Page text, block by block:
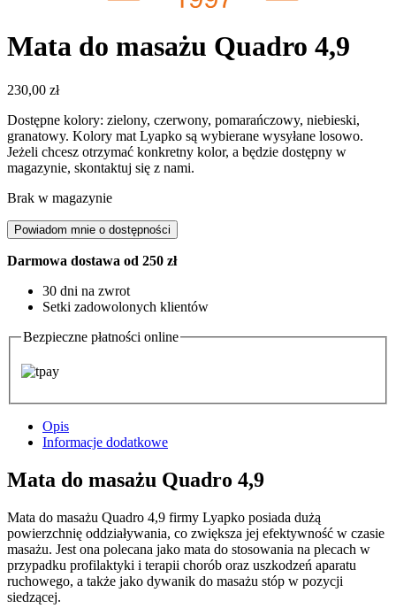
Mata do masażu Quadro 4,9
230,00 zł
Dostępne kolory: zielony, czerwony, pomarańczowy, niebieski,
granatowy. Kolory mat Lyapko są wybierane wysyłane losowo.
Jeżeli chcesz otrzymać konkretny kolor, a będzie dostępny w
magazynie, skontaktuj się z nami.
Brak w magazynie
Powiadom mnie o dostępności
Darmowa dostawa od 250 zł
30 dni na zwrot
Setki zadowolonych klientów
Bezpieczne płatności online
Opis
Informacje dodatkowe
Mata do masażu Quadro 4,9
Mata do masażu Quadro 4,9 firmy Lyapko posiada dużą
powierzchnię oddziaływania, co zwiększa jej efektywność w czasie
masażu. Jest ona polecana jako mata do stosowania na plecach w
przypadku profilaktyki i terapii chorób oraz uszkodzeń aparatu
ruchowego, a także jako dywanik do masażu stóp w pozycji
siedzącej.